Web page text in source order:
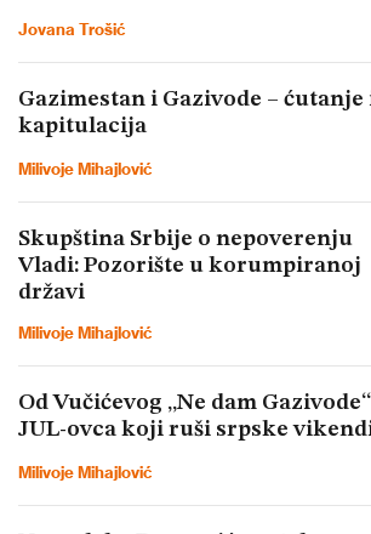
Jovana Trošić
Gazimestan i Gazivode – ćutanje
kapitulacija
Milivoje Mihajlović
Skupština Srbije o nepoverenju
Vladi: Pozorište u korumpiranoj
državi
Milivoje Mihajlović
Od Vučićevog „Ne dam
JUL-ovca koji ruši srpske
Milivoje Mihajlović